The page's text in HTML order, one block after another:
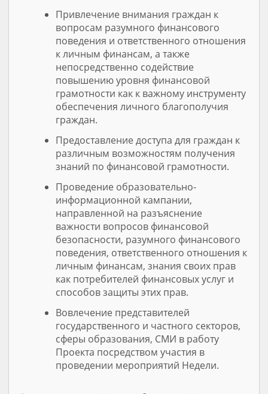
Привлечение внимания граждан к
вопросам разумного финансового
поведения и ответственного отношения
к личным финансам, а также
непосредственно содействие
повышению уровня финансовой
грамотности как к важному инструменту
обеспечения личного благополучия
граждан.
Предоставление доступа для граждан к
различным возможностям получения
знаний по финансовой грамотности.
Проведение образовательно-
информационной кампании,
направленной на разъяснение
важности вопросов финансовой
безопасности, разумного финансового
поведения, ответственного отношения к
личным финансам, знания своих прав
как потребителей финансовых услуг и
способов защиты этих прав.
Вовлечение представителей
государственного и частного секторов,
сферы образования, СМИ в работу
Проекта посредством участия в
проведении мероприятий Недели.